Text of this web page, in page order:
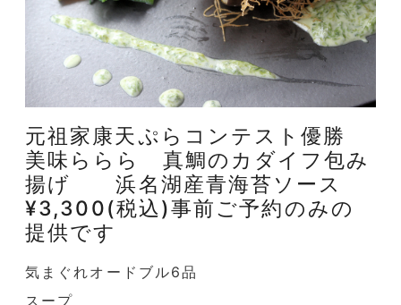
元祖家康天ぷらコンテスト優勝
美味ららら 真鯛のカダイフ包み
揚げ 浜名湖産青海苔ソース
¥3,300(税込)事前ご予約のみの
提供です
気まぐれオードブル6品
スープ